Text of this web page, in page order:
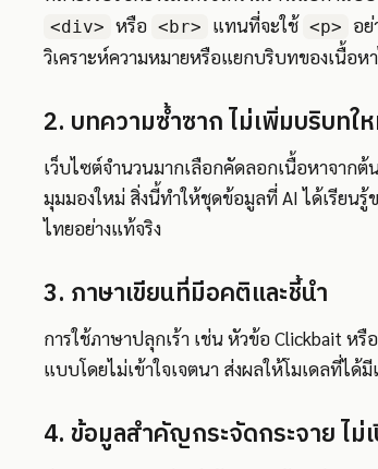
<div> หรือ <br> แทนที่จะใช้ <p>
อ
วิเคราะห์ความหมายหรือแยกบริบทของเนื้อห
2. บทความซ้ำซาก ไม่เพิ่มบริบทใ
เว็บไซต์จำนวนมากเลือกคัดลอกเนื้อหาจาก
มุมมองใหม่ สิ่งนี้ทำให้ชุดข้อมูลที่ AI ได้เรียน
ไทยอย่างแท้จริง
3. ภาษาเขียนที่มีอคติและชี้นำ
การใช้ภาษาปลุกเร้า เช่น หัวข้อ Clickbait
แบบโดยไม่เข้าใจเจตนา ส่งผลให้โมเดลที่ได้
4. ข้อมูลสำคัญกระจัดกระจาย ไม่